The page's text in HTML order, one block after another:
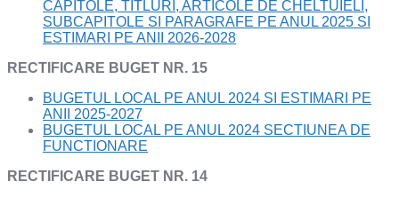
CAPITOLE, TITLURI, ARTICOLE DE CHELTUIELI,
SUBCAPITOLE SI PARAGRAFE PE ANUL 2025 SI
ESTIMARI PE ANII 2026-2028
RECTIFICARE BUGET NR. 15
BUGETUL LOCAL PE ANUL 2024 SI ESTIMARI PE
ANII 2025-2027
BUGETUL LOCAL PE ANUL 2024 SECTIUNEA DE
FUNCTIONARE
RECTIFICARE BUGET NR. 14